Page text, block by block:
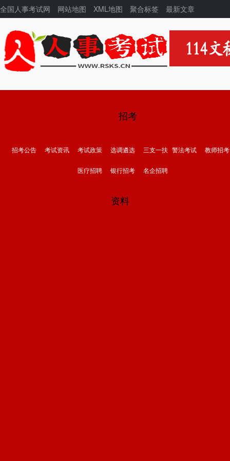
全国人事考试网 网站地图 XML地图 聚合标签 最新文章
招考
招考公告 考试资讯 考试政策 选调遴选 三支一扶 警法考试 教师招考
医疗招聘 银行招考 名企招聘
资料